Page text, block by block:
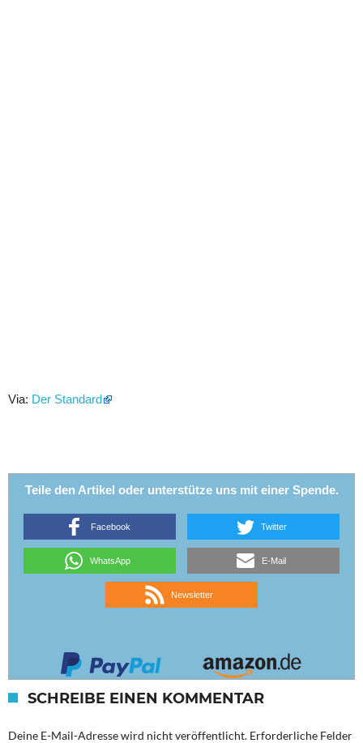
Via: Der Standard
Teile den Artikel oder unterstütze uns mit einer Spende.
Facebook Twitter
WhatsApp E-Mail
Newsletter
SCHREIBE EINEN KOMMENTAR
Deine E-Mail-Adresse wird nicht veröffentlicht. Erforderliche Felder